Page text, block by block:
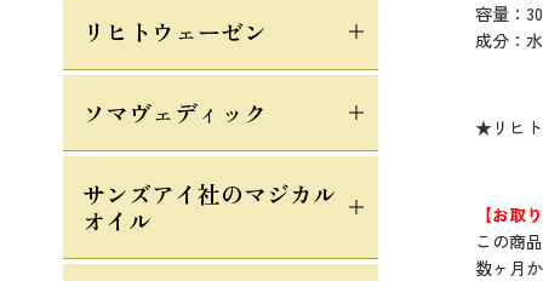
容量：
成分：
★リヒト
【お取
この商
数ヶ月
リヒトウェーゼン
ソマヴェディック
サンズアイ社のマジカル
オイル